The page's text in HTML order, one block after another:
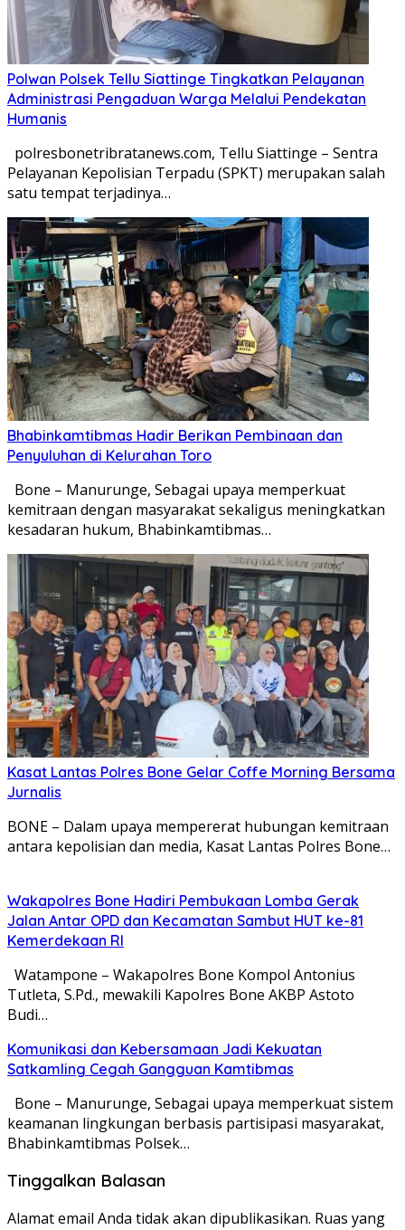
Polwan Polsek Tellu Siattinge Tingkatkan Pelayanan
Administrasi Pengaduan Warga Melalui Pendekatan
Humanis
polresbonetribratanews.com, Tellu Siattinge – Sentra
Pelayanan Kepolisian Terpadu (SPKT) merupakan salah
satu tempat terjadinya…
Bhabinkamtibmas Hadir Berikan Pembinaan dan
Penyuluhan di Kelurahan Toro
Bone – Manurunge, Sebagai upaya memperkuat
kemitraan dengan masyarakat sekaligus meningkatkan
kesadaran hukum, Bhabinkamtibmas…
Kasat Lantas Polres Bone Gelar Coffe Morning Bersama
Jurnalis
BONE – Dalam upaya mempererat hubungan kemitraan
antara kepolisian dan media, Kasat Lantas Polres Bone…
Wakapolres Bone Hadiri Pembukaan Lomba Gerak
Jalan Antar OPD dan Kecamatan Sambut HUT ke-81
Kemerdekaan RI
Watampone – Wakapolres Bone Kompol Antonius
Tutleta, S.Pd., mewakili Kapolres Bone AKBP Astoto
Budi…
Komunikasi dan Kebersamaan Jadi Kekuatan
Satkamling Cegah Gangguan Kamtibmas
Bone – Manurunge, Sebagai upaya memperkuat sistem
keamanan lingkungan berbasis partisipasi masyarakat,
Bhabinkamtibmas Polsek…
Tinggalkan Balasan
Alamat email Anda tidak akan dipublikasikan. Ruas yang